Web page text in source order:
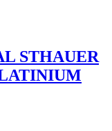
STHAUER